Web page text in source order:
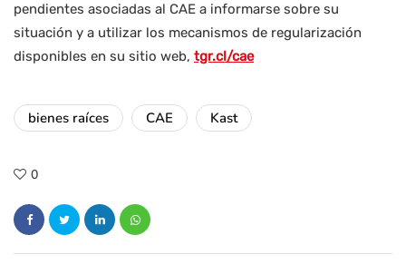
pendientes asociadas al CAE a informarse sobre su
situación y a utilizar los mecanismos de regularización
disponibles en su sitio web, tgr.cl/cae
bienes raíces CAE Kast
0